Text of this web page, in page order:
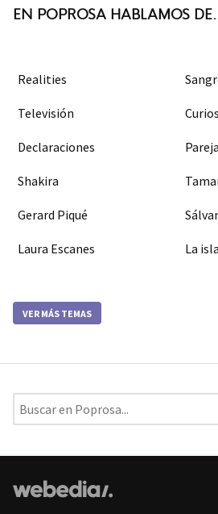
EN POPROSA HABLAMOS
Realities
Televisión
Declaraciones
Shakira
Gerard Piqué
Laura Escanes La
VER MÁS TEMAS